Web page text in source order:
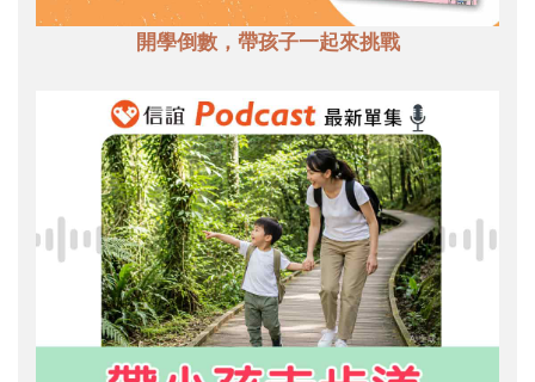
開學倒數，帶孩子一起來挑戰